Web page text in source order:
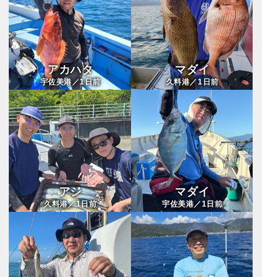
アカハタ
宇佐美港／1日前
マダイ
久料港／1日前
アジ
久料港／1日前
マダイ
宇佐美港／ 1 日前